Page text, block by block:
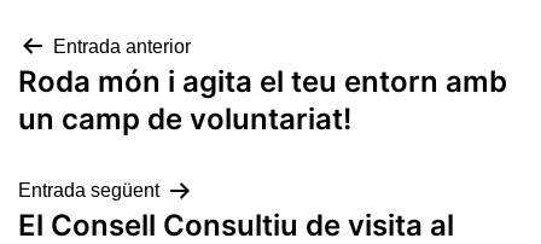
Navegació
d'entrades
Entrada anterior
Roda món i agita el teu entorn amb
un camp de voluntariat!
Entrada següent
El Consell Consultiu de visita al